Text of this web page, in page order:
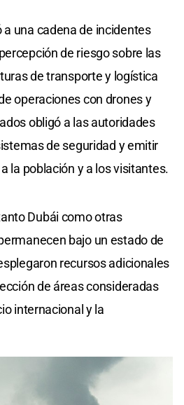
a una cadena de incidentes
de riesgo sobre las
de transporte y logística
operaciones con drones y
obligó a las autoridades
de seguridad y emitir
la población y a los visitantes.
Dubái como otras
bajo un estado de
recursos adicionales
de áreas consideradas
internacional y la